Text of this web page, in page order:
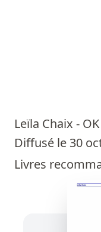
Leïla Chaix -
Diffusé le 30
Livres